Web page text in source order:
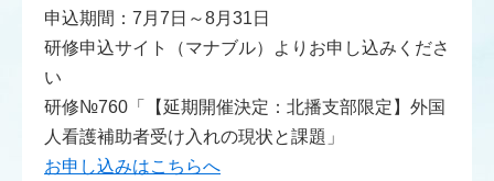
申込期間：7月7日～8月31日
研修申込サイト（マナブル）よりお申し込みくださ
い
研修№760「【延期開催決定：北播支部限定】外国
人看護補助者受け入れの現状と課題」
お申し込みはこちらへ